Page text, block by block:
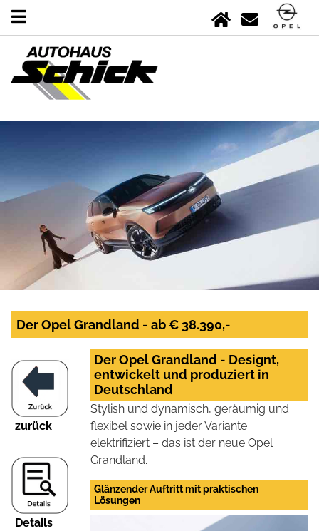
Der Opel Grandland - ab € 38.390,-
zurück
Details
Der Opel Grandland - Designt,
entwickelt und produziert in
Deutschland
Stylish und dynamisch, geräumig und
flexibel sowie in jeder Variante
elektrifiziert – das ist der neue Opel
Grandland.
Glänzender Auftritt mit praktischen
Lösungen